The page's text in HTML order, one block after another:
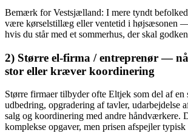
Bemærk for Vestsjælland: I mere tyndt
være kørselstillæg eller ventetid i højsæsonen
hvis du står med et sommerhus, der skal
2) Større el‑firma / entreprenør —
stor eller kræver koordinering
Større firmaer tilbyder ofte Eltjek som del af en
udbedring, opgradering af tavler, udarbejdelse
salg og koordinering med andre håndværkere.
komplekse opgaver, men prisen afspejler typisk